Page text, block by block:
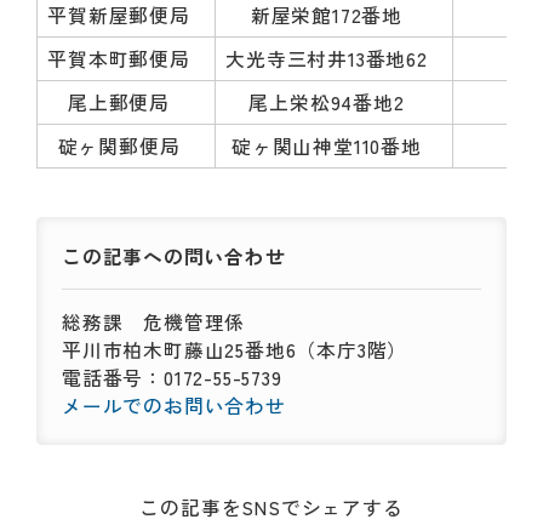
平賀新屋郵便局
新屋栄館172番地
平賀本町郵便局
大光寺三村井13番地62
尾上郵便局
尾上栄松94番地2
碇ヶ関郵便局
碇ヶ関山神堂110番地
この記事への問い合わせ
総務課 危機管理係
平川市柏木町藤山25番地6（本庁3階）
電話番号：0172-55-5739
メールでのお問い合わせ
この記事をSNSでシェアする